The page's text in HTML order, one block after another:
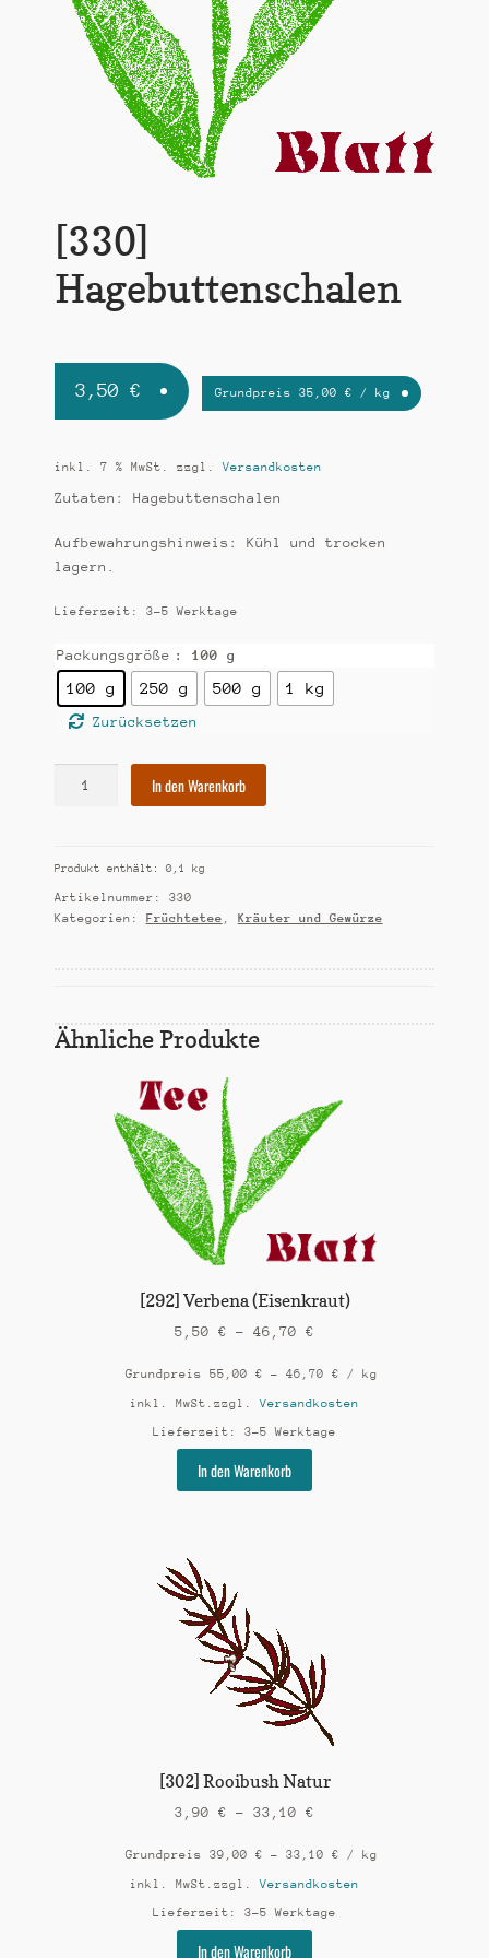
t
i
o
n
[330]
Hagebuttenschalen
3,50 € Grundpreis35,00€ / kg
inkl. 7 % MwSt. zzgl.Versandkosten
Zutaten: Hagebuttenschalen
Aufbewahrungshinweis: Kühl und trocken
lagern.
Lieferzeit: 3-5 Werktage
Packungsgröße : 100 g
100 g 250 g 500 g 1 kg
Zurücksetzen
In den Warenkorb
Produkt enthält: 0,1 kg
Artikelnummer: 330
Kategorien:
Früchtetee , Kräuter und Gewürze
Ähnliche Produkte
[292] Verbena (Eisenkraut)
5,50 € – 46,70 €
Grundpreis 55,00 € – 46,70 € / kg
inkl. MwSt. zzgl.Versandkosten
Lieferzeit: 3-5 Werktage
In den Warenkorb
können
auf
der
Produktseite
gewählt
[302] Rooibush Natur
3,90 € – 33,10 €
Grundpreis 39,00 € – 33,10 € / kg
inkl. MwSt. zzgl.Versandkosten
Lieferzeit: 3-5 Werktage
In den Warenkorb